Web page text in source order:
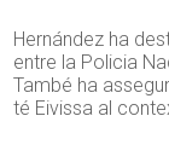
Hernández ha
entre la Policia
També ha
té Eivissa al